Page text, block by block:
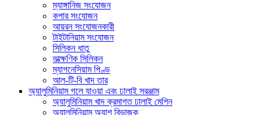
ম্যাঙ্গানিজ সংযোজন
কপার সংযোজন
আয়রন সংযোজনকারী
টাইটানিয়াম সংযোজন
সিলিকন ধাতু
তাত্ক্ষণিক সিলিকন
ম্যাগনেসিয়াম পিণ্ড
আল-টি-বি খাদ তার
অ্যালুমিনিয়াম গলে যাওয়া এবং ঢালাই সরঞ্জাম
অ্যালুমিনিয়াম খাদ ক্রমাগত ঢালাই মেশিন
অ্যালুমিনিয়াম অ্যাশ বিভাজক